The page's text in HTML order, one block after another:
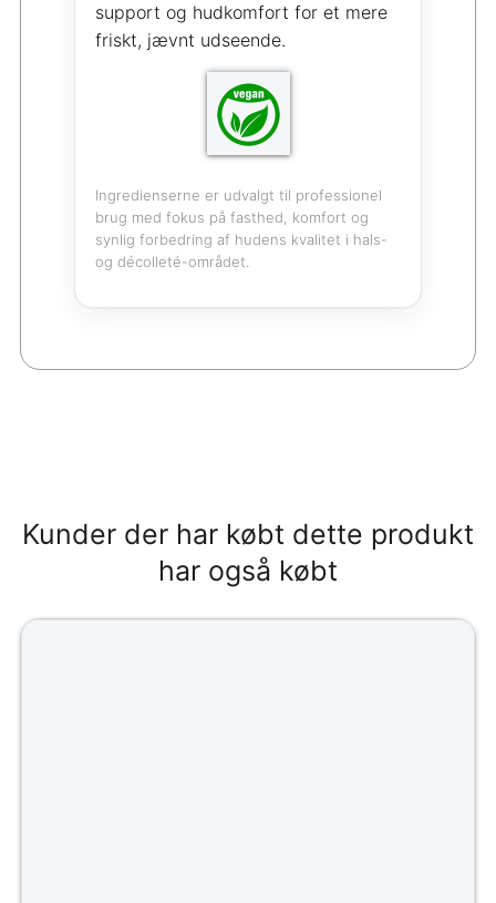
support og hudkomfort for et mere
friskt, jævnt udseende.
Ingredienserne er udvalgt til professionel
brug med fokus på fasthed, komfort og
synlig forbedring af hudens kvalitet i hals-
og décolleté-området.
Kunder der har købt dette produkt
har også købt